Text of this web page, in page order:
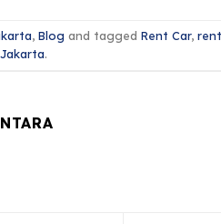
, Blog and tagged Rent Car,
.